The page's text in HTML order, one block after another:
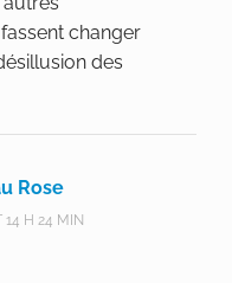
changer
des
Rose
14 H 24 MIN